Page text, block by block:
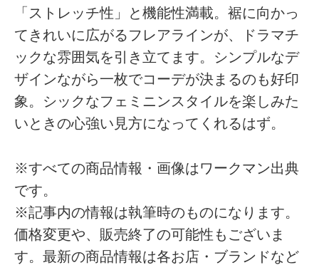
「ストレッチ性」と機能性満載。裾に向かっ
てきれいに広がるフレアラインが、ドラマチ
ックな雰囲気を引き立てます。シンプルなデ
ザインながら一枚でコーデが決まるのも好印
象。シックなフェミニンスタイルを楽しみた
いときの心強い見方になってくれるはず。
※すべての商品情報・画像はワークマン出典
です。
※記事内の情報は執筆時のものになります。
価格変更や、販売終了の可能性もございま
す。最新の商品情報は各お店・ブランドなど